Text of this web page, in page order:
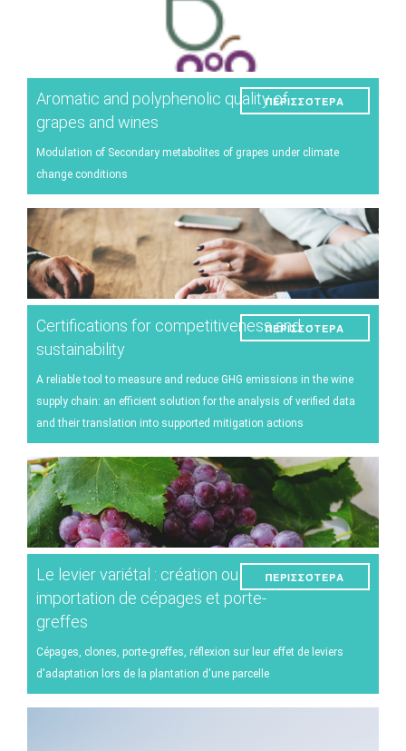
Aromatic and polyphenolic quality of
grapes and wines
Modulation of Secondary metabolites of grapes under climate
change conditions
ΠΕΡΙΣΣΌΤΕΡΑ
Certifications for competitiveness and
sustainability
A reliable tool to measure and reduce GHG emissions in the wine
supply chain: an efficient solution for the analysis of verified data
and their translation into supported mitigation actions
ΠΕΡΙΣΣΌΤΕΡΑ
Le levier variétal : création ou
importation de cépages et porte-
greffes
Cépages, clones, porte-greffes, réflexion sur leur effet de leviers
d'adaptation lors de la plantation d'une parcelle
ΠΕΡΙΣΣΌΤΕΡΑ